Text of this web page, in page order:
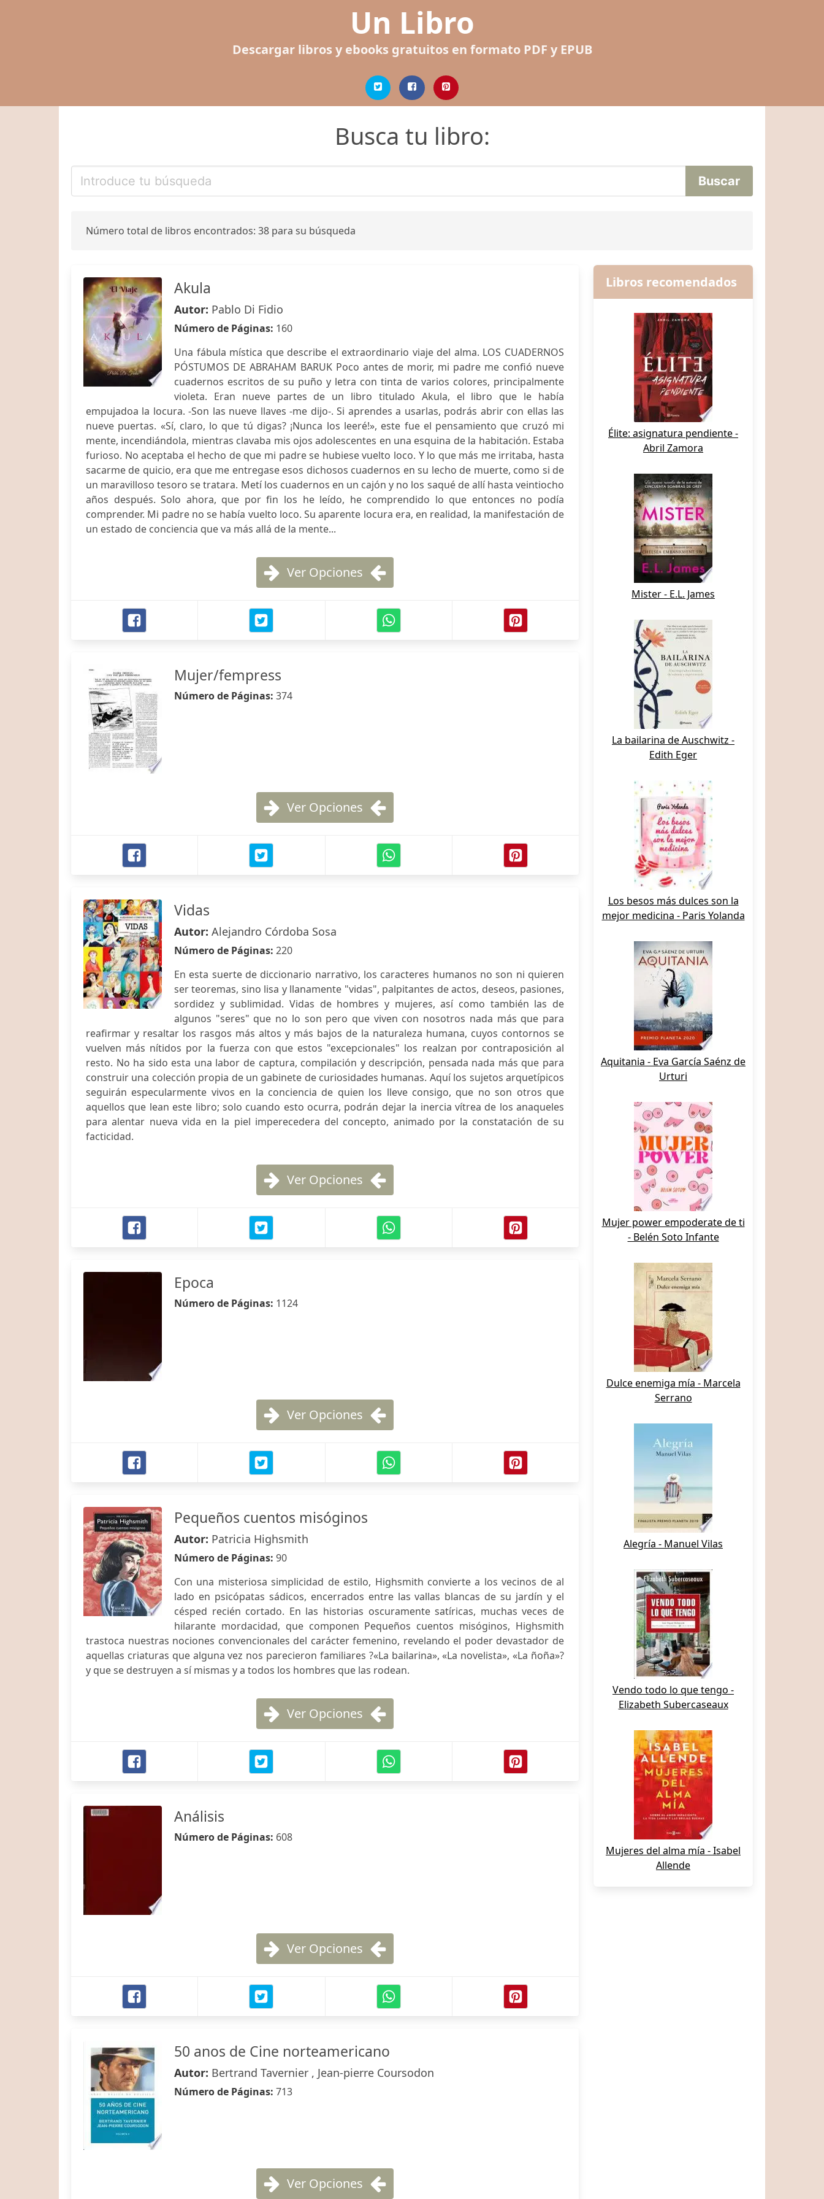
Un Libro
Descargar libros y ebooks gratuitos en formato PDF y EPUB
Busca tu libro:
Número total de libros encontrados: 38 para su búsqueda
Akula
Autor: Pablo Di Fidio
Número de Páginas: 160
Una fábula mística que describe el extraordinario viaje del alma. LOS CUADERNOS
PÓSTUMOS DE ABRAHAM BARUK Poco antes de morir, mi padre me confió nueve
cuadernos escritos de su puño y letra con tinta de varios colores, principalmente
violeta. Eran nueve partes de un libro titulado Akula, el libro que le había
empujadoa la locura. -Son las nueve llaves -me dijo-. Si aprendes a usarlas, podrás abrir con ellas las
nueve puertas. «Sí, claro, lo que tú digas? ¡Nunca los leeré!», este fue el pensamiento que cruzó mi
mente, incendiándola, mientras clavaba mis ojos adolescentes en una esquina de la habitación. Estaba
furioso. No aceptaba el hecho de que mi padre se hubiese vuelto loco. Y lo que más me irritaba, hasta
sacarme de quicio, era que me entregase esos dichosos cuadernos en su lecho de muerte, como si de
un maravilloso tesoro se tratara. Metí los cuadernos en un cajón y no los saqué de allí hasta veintiocho
años después. Solo ahora, que por fin los he leído, he comprendido lo que entonces no podía
comprender. Mi padre no se había vuelto loco. Su aparente locura era, en realidad, la manifestación de
un estado de conciencia que va más allá de la mente...
Ver Opciones
Mujer/fempress
Número de Páginas: 374
Ver Opciones
Vidas
Autor: Alejandro Córdoba Sosa
Número de Páginas: 220
En esta suerte de diccionario narrativo, los caracteres humanos no son ni quieren
ser teoremas, sino lisa y llanamente "vidas", palpitantes de actos, deseos, pasiones,
sordidez y sublimidad. Vidas de hombres y mujeres, así como también las de
algunos "seres" que no lo son pero que viven con nosotros nada más que para
reafirmar y resaltar los rasgos más altos y más bajos de la naturaleza humana, cuyos contornos se
vuelven más nítidos por la fuerza con que estos "excepcionales" los realzan por contraposición al
resto. No ha sido esta una labor de captura, compilación y descripción, pensada nada más que para
construir una colección propia de un gabinete de curiosidades humanas. Aquí los sujetos arquetípicos
seguirán especularmente vivos en la conciencia de quien los lleve consigo, que no son otros que
aquellos que lean este libro; solo cuando esto ocurra, podrán dejar la inercia vítrea de los anaqueles
para alentar nueva vida en la piel imperecedera del concepto, animado por la constatación de su
facticidad.
Ver Opciones
Epoca
Número de Páginas: 1124
Ver Opciones
Pequeños cuentos misóginos
Autor: Patricia Highsmith
Número de Páginas: 90
Con una misteriosa simplicidad de estilo, Highsmith convierte a los vecinos de al
lado en psicópatas sádicos, encerrados entre las vallas blancas de su jardín y el
césped recién cortado. En las historias oscuramente satíricas, muchas veces de
hilarante mordacidad, que componen Pequeños cuentos misóginos, Highsmith
trastoca nuestras nociones convencionales del carácter femenino, revelando el poder devastador de
aquellas criaturas que alguna vez nos parecieron familiares ?«La bailarina», «La novelista», «La ñoña»?
y que se destruyen a sí mismas y a todos los hombres que las rodean.
Ver Opciones
Análisis
Número de Páginas: 608
Ver Opciones
50 anos de Cine norteamericano
Autor: Bertrand Tavernier , Jean-pierre Coursodon
Número de Páginas: 713
Ver Opciones
Libros recomendados
Élite: asignatura pendiente -
Abril Zamora
Mister - E.L. James
La bailarina de Auschwitz -
Edith Eger
Los besos más dulces son la
mejor medicina - Paris Yolanda
Aquitania - Eva García Saénz de
Urturi
Mujer power empoderate de ti
- Belén Soto Infante
Dulce enemiga mía - Marcela
Serrano
Alegría - Manuel Vilas
Vendo todo lo que tengo -
Elizabeth Subercaseaux
Mujeres del alma mía - Isabel
Allende